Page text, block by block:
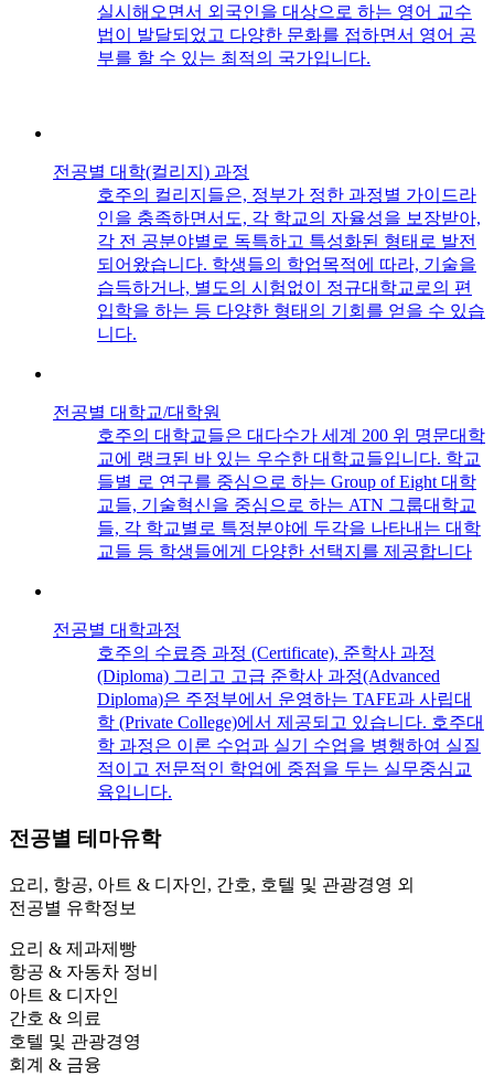
실시해오면서 외국인을 대상으로 하는 영어 교수
법이 발달되었고 다양한 문화를 접하면서 영어 공
부를 할 수 있는 최적의 국가입니다.
전공별 대학(컬리지) 과정
호주의 컬리지들은, 정부가 정한 과정별 가이드라
인을 충족하면서도, 각 학교의 자율성을 보장받아,
각 전 공분야별로 독특하고 특성화된 형태로 발전
되어왔습니다. 학생들의 학업목적에 따라, 기술을
습득하거나, 별도의 시험없이 정규대학교로의 편
입학을 하는 등 다양한 형태의 기회를 얻을 수 있습
니다.
전공별 대학교/대학원
호주의 대학교들은 대다수가 세계 200 위 명문대학
교에 랭크된 바 있는 우수한 대학교들입니다. 학교
들별 로 연구를 중심으로 하는 Group of Eight 대학
교들, 기술혁신을 중심으로 하는 ATN 그룹대학교
들, 각 학교별로 특정분야에 두각을 나타내는 대학
교들 등 학생들에게 다양한 선택지를 제공합니다
전공별 대학과정
호주의 수료증 과정 (Certificate), 준학사 과정
(Diploma) 그리고 고급 준학사 과정(Advanced
Diploma)은 주정부에서 운영하는 TAFE과 사립대
학 (Private College)에서 제공되고 있습니다. 호주대
학 과정은 이론 수업과 실기 수업을 병행하여 실질
적이고 전문적인 학업에 중점을 두는 실무중심교
육입니다.
전공별 테마유학
요리, 항공, 아트 & 디자인, 간호, 호텔 및 관광경영 외
전공별 유학정보
요리 & 제과제빵
항공 & 자동차 정비
아트 & 디자인
간호 & 의료
호텔 및 관광경영
회계 & 금융